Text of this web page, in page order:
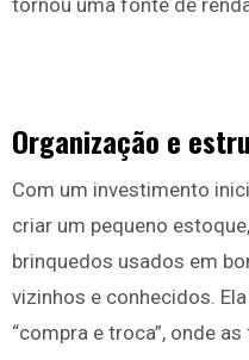
tornou uma fonte de
Organização e
Com um investimento
criar um pequeno
brinquedos usados em
vizinhos e conhecidos.
“compra e troca”, onde